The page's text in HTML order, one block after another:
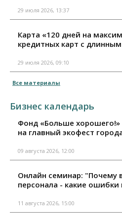
29 июля 2026, 13:37
Карта «120 дней на
кредитных карт с
29 июля 2026, 09:10
Все материалы
Бизнес календарь
Фонд «Больше
на главный экофест
09 августа 2026, 12:00
Онлайн семинар: "Почему
персонала - какие
11 августа 2026, 15:00